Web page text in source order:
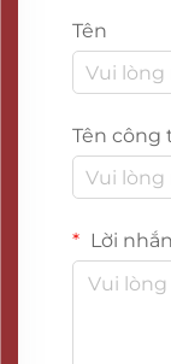
Tên
Tên công
Lời nhắn